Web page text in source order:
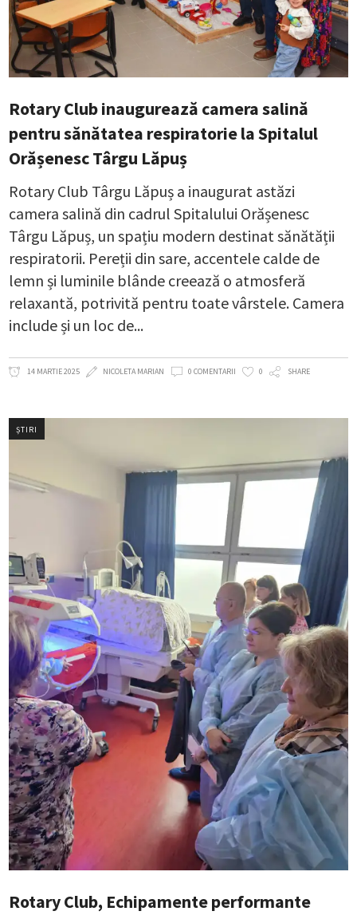
Rotary Club inaugurează camera salină
pentru sănătatea respiratorie la Spitalul
Orășenesc Târgu Lăpuș
Rotary Club Târgu Lăpuș a inaugurat astăzi
camera salină din cadrul Spitalului Orășenesc
Târgu Lăpuș, un spațiu modern destinat sănătății
respiratorii. Pereții din sare, accentele calde de
lemn și luminile blânde creează o atmosferă
relaxantă, potrivită pentru toate vârstele. Camera
include și un loc de
14 MARTIE 2025 NICOLETA MARIAN 0 COMENTARII 0 SHARE
ȘTIRI
Rotary Club, Echipamente performante